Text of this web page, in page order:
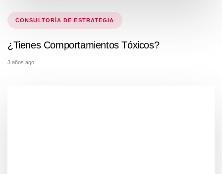
Tags
CONSULTORÍA DE ESTRATEGIA
¿Tienes Comportamientos Tóxicos?
3 años ago